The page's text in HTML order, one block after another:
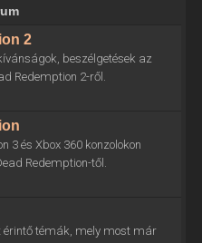
2
beszélgetések az
Redemption 2-ről.
3 és Xbox 360 konzolokon
Redemption-től.
érintő témák, mely most már